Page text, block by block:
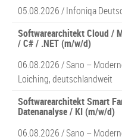
05.08.2026 /Infoniqa
Softwarearchitekt Cloud /
/ C# / .NET (m/w/d)
06.08.2026 /Sano –
Loiching, deutschlandweit
Softwarearchitekt Smart
Datenanalyse / KI (m/w/d)
06.08.2026 /Sano –